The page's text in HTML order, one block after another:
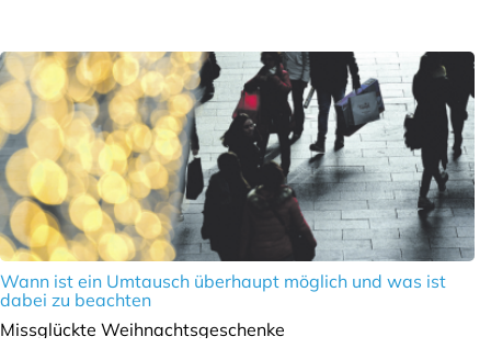
Wann ist ein Umtausch überhaupt möglich und was ist
dabei zu beachten
Missglückte Weihnachtsgeschenke